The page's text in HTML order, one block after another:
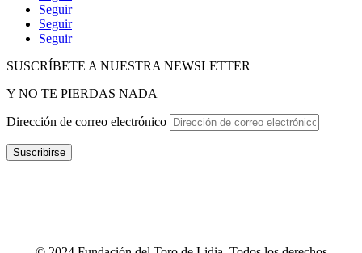
Seguir
Seguir
Seguir
SUSCRÍBETE A NUESTRA NEWSLETTER
Y NO TE PIERDAS NADA
Dirección de correo electrónico
Suscribirse